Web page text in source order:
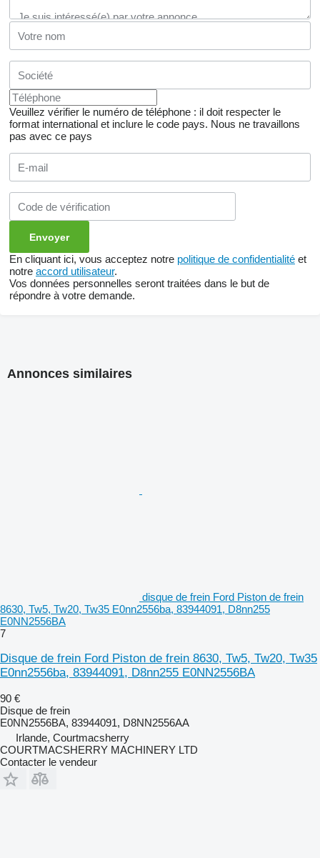
Veuillez vérifier le numéro de téléphone : il doit respecter le
format international et inclure le code pays. Nous ne travaillons
pas avec ce pays
En cliquant ici, vous acceptez notre politique de confidentialité et
notre accord utilisateur.
Vos données personnelles seront traitées dans le but de
répondre à votre demande.
Annonces similaires
disque de frein Ford Piston de frein
8630, Tw5, Tw20, Tw35 E0nn2556ba, 83944091, D8nn255
E0NN2556BA
7
Disque de frein Ford Piston de frein 8630, Tw5, Tw20, Tw35
E0nn2556ba, 83944091, D8nn255 E0NN2556BA
90 €
Disque de frein
E0NN2556BA, 83944091, D8NN2556AA
Irlande, Courtmacsherry
COURTMACSHERRY MACHINERY LTD
Contacter le vendeur